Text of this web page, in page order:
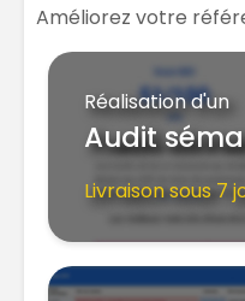
Améliorez votre
Réalisation d'un
Audit
Livraison sous 7